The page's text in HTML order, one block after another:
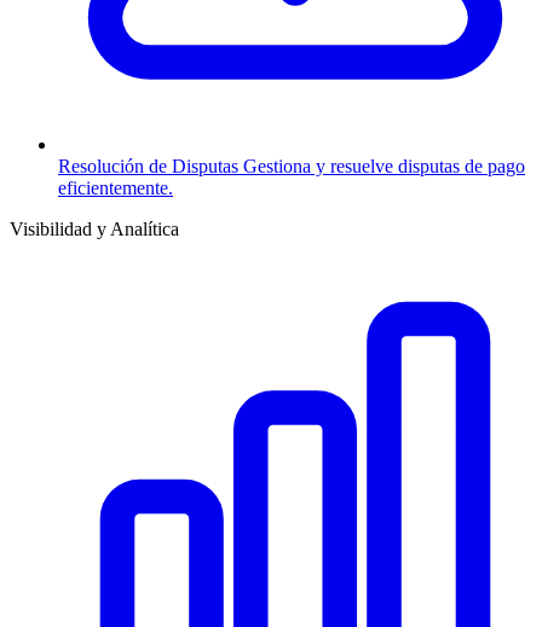
Resolución de Disputas Gestiona y resuelve disputas de pago
eficientemente.
Visibilidad y Analítica